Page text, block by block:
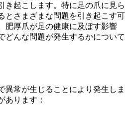
き起こします。特に足の爪に見ら
とさまざまな問題を引き起こす可
肥厚爪が足の健康に及ぼす影響
どんな問題が発生するかについて
異常が生じることにより発生しま
あります：